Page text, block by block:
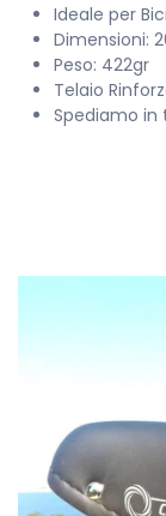
Ideale per
Dimensioni:
Peso: 422gr
Telaio
Spediamo in